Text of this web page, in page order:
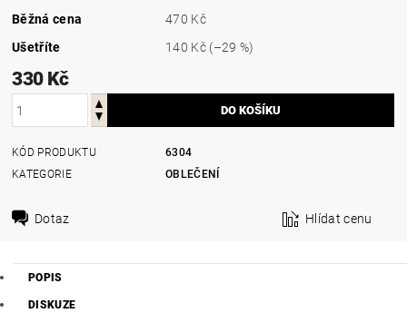
Běžná cena
470 Kč
Ušetříte
140 Kč (–29 %)
330 Kč
KÓD PRODUKTU
6304
KATEGORIE
OBLEČENÍ
Dotaz Hlídat cenu
POPIS
DISKUZE